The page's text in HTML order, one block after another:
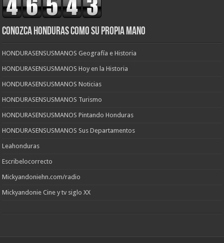
CONOZCA HONDURAS COMO SU PROPIA MANO
HONDURASENSUSMANOS Geografía e Historia
HONDURASENSUSMANOS Hoy en la Historia
HONDURASENSUSMANOS Noticias
HONDURASENSUSMANOS Turismo
HONDURASENSUSMANOS Pintando Honduras
HONDURASENSUSMANOS Sus Departamentos
Leahonduras
Escribelocorrecto
Mickyandoniehn.com/radio
Mickyandonie Cine y tv siglo XX